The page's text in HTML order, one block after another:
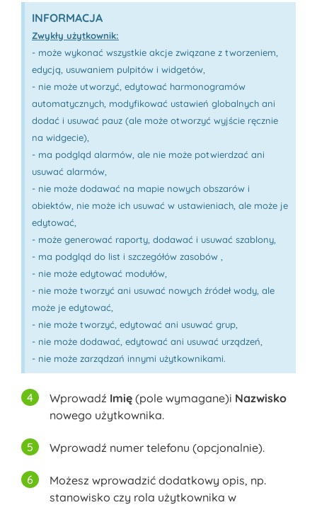
INFORMACJA
Zwykły użytkownik:
- może wykonać wszystkie akcje związane z tworzeniem,
edycją, usuwaniem pulpitów i widgetów,
- nie może utworzyć, edytować harmonogramów
automatycznych, modyfikować ustawień globalnych ani
dodać i usuwać pauz (ale może otworzyć wyjście ręcznie
na widgecie),
- ma podgląd alarmów, ale nie może potwierdzać ani
usuwać alarmów,
- nie może dodawać na mapie nowych obszarów i
obiektów, nie może ich usuwać w ustawieniach, ale może je
edytować,
- może generować raporty, dodawać i usuwać szablony,
- ma podgląd do list i szczegółów zasobów ,
- nie może edytować modułów,
- nie może tworzyć ani usuwać nowych źródeł wody, ale
może je edytować,
- nie może tworzyć, edytować ani usuwać grup,
- nie może dodawać, edytować ani usuwać urządzeń,
- nie może zarządzań innymi użytkownikami.
Wprowadź Imię (pole wymagane)i Nazwisko
nowego użytkownika.
Wprowadź numer telefonu (opcjonalnie).
Możesz wprowadzić dodatkowy opis, np.
stanowisko czy rola użytkownika w